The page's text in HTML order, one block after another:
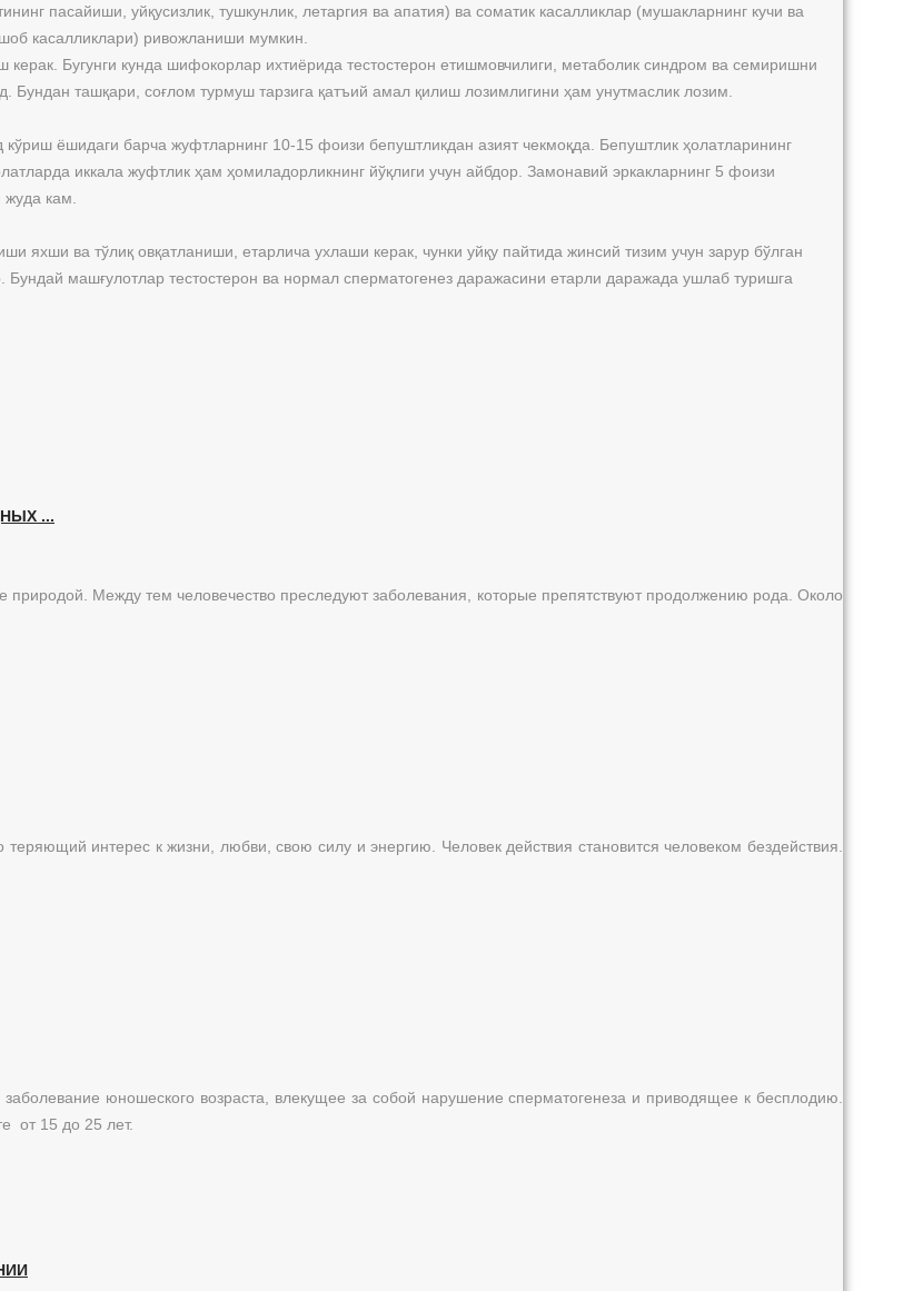
пасайиши, уйқусизлик, тушкунлик, летаргия ва апатия) ва соматик касалликлар (мушакларнинг кучи ва
касалликлари) ривожланиши мумкин.
керак. Бугунги кунда шифокорлар ихтиёрида тестостерон етишмовчилиги, метаболик синдром ва семиришни
ташқари, соғлом турмуш тарзига қатъий амал қилиш лозимлигини ҳам унутмаслик лозим.
ёшидаги барча жуфтларнинг 10-15 фоизи бепуштликдан азият чекмоқда. Бепуштлик ҳолатларининг
иккала жуфтлик ҳам ҳомиладорликнинг йўқлиги учун айбдор. Замонавий эркакларнинг 5 фоизи
кам.
яхши ва тўлиқ овқатланиши, етарлича ухлаши керак, чунки уйқу пайтида жинсий тизим учун зарур бўлган
машғулотлар тестостерон ва нормал сперматогенез даражасини етарли даражада ушлаб туришга
...
природой. Между тем человечество преследуют заболевания, которые препятствуют продолжению рода. Около
интерес к жизни, любви, свою силу и энергию. Человек действия становится человеком бездействия.
юношеского возраста, влекущее за собой нарушение сперматогенеза и приводящее к бесплодию.
от 15 до 25 лет.